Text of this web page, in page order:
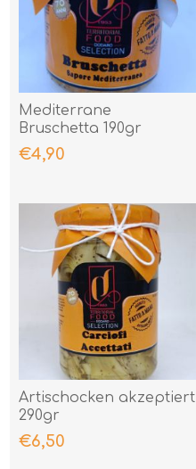
Mediterrane
Bruschetta 190gr
€4,90
Artischocken akzeptiert
290gr
€6,50